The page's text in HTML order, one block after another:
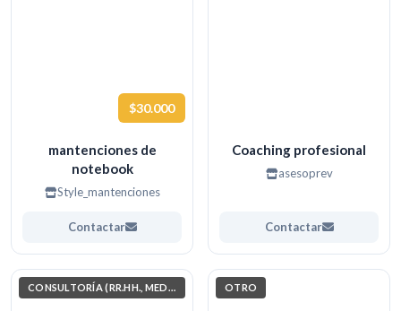
$30.000
mantenciones de
notebook
Style_mantenciones
Contactar
Coaching profesional
asesoprev
Contactar
CONSULTORÍA (RR.HH., MEDIO AMBIENTE, INVESTIGACIÓN) OTRO